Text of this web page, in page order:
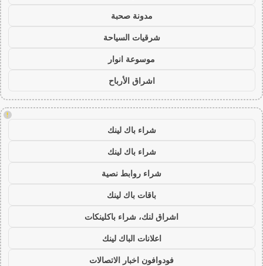
مدونة صحبة
شرقيات السياحة
موسوعة انوار
اشراق الأرباح
!
شراء باك لينك
شراء باك لينك
شراء روابط نصية
باقات باك لينك
اشراق لنك، شراء باكلينكات
اعلانات الباك لينك
فودوافون اخبار الاتصالات